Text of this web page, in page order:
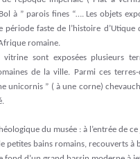
à ” parois fines “…. Les objets
période faste de l’histoire d’Utique
romaine.
vitrine sont exposées plusieurs
de la ville. Parmi ces
unicornis ” ( à une corne)
du musée : à l’entrée de
petites bains romains, recouverts à